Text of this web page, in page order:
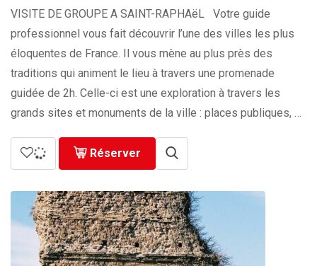
VISITE DE GROUPE A SAINT-RAPHAëL Votre guide
professionnel vous fait découvrir l’une des villes les plus
éloquentes de France. Il vous mène au plus près des
traditions qui animent le lieu à travers une promenade
guidée de 2h. Celle-ci est une exploration à travers les
grands sites et monuments de la ville : places publiques, …
Réserver